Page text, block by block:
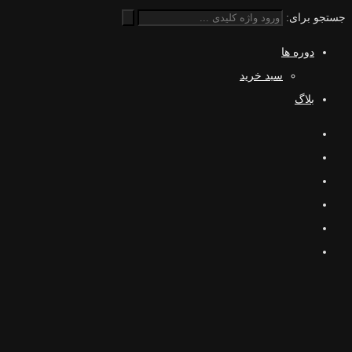
جستجو برای:
دوره ها
سبد خرید
بلاگ